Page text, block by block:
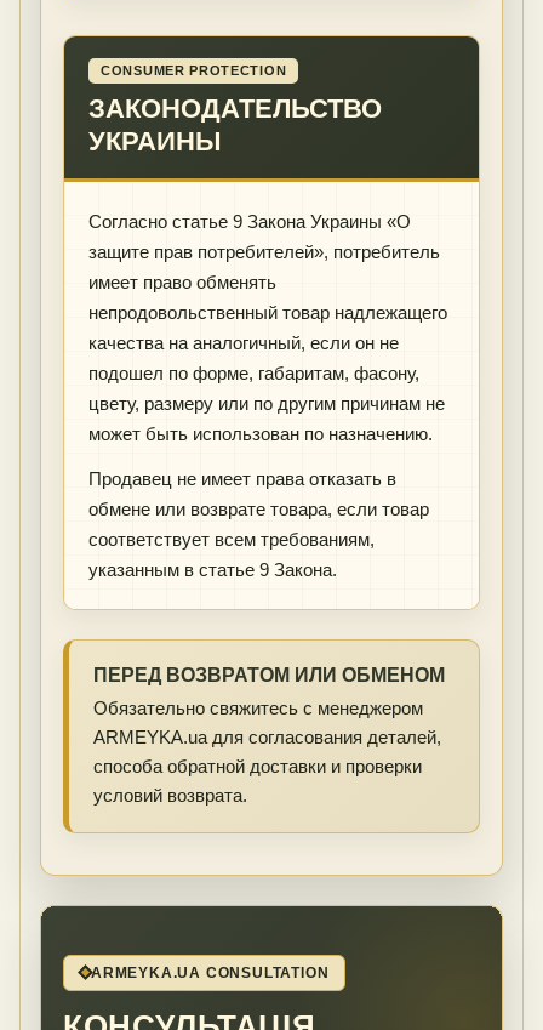
CONSUMER PROTECTION
ЗАКОНОДАТЕЛЬСТВО
УКРАИНЫ
Согласно статье 9 Закона Украины «О
защите прав потребителей», потребитель
имеет право обменять
непродовольственный товар надлежащего
качества на аналогичный, если он не
подошел по форме, габаритам, фасону,
цвету, размеру или по другим причинам не
может быть использован по назначению.
Продавец не имеет права отказать в
обмене или возврате товара, если товар
соответствует всем требованиям,
указанным в статье 9 Закона.
ПЕРЕД ВОЗВРАТОМ ИЛИ ОБМЕНОМ
Обязательно свяжитесь с менеджером
ARMEYKA.ua для согласования деталей,
способа обратной доставки и проверки
условий возврата.
ARMEYKA.UA CONSULTATION